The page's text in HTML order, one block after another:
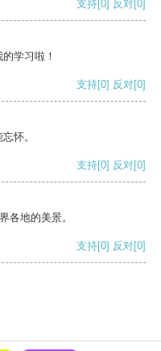
支持[0] 反对[0]
学习啦！
支持[0] 反对[0]
怀。
支持[0] 反对[0]
各地的美景。
支持[0] 反对[0]